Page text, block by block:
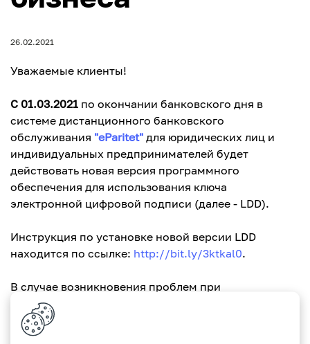
26.02.2021
Уважаемые клиенты!
С 01.03.2021 по окончании банковского дня в
системе дистанционного банковского
обслуживания "eParitet" для юридических лиц и
индивидуальных предпринимателей будет
действовать новая версия программного
обеспечения для использования ключа
электронной цифровой подписи (далее - LDD).
Инструкция по установке новой версии LDD
находится по ссылке: http://bit.ly/3ktkal0.
В случае возникновения проблем при
использовании браузера Mozilla Firefox
воспользуйтесь данной инструкцией по ссылке:
http://bit.ly/3uulJUp